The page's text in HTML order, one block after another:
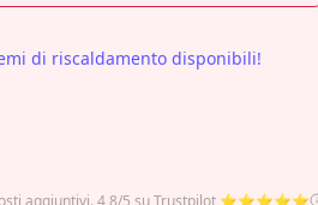
di riscaldamento disponibili!
aggiuntivi. 4,8/5 su Trustpilot ⭐⭐⭐⭐⭐